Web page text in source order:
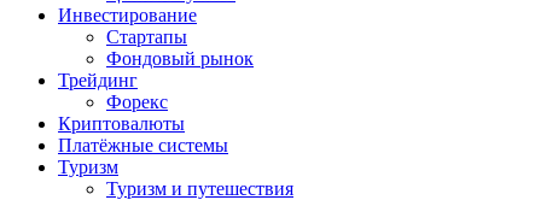
Инвестирование
Стартапы
Фондовый рынок
Трейдинг
Форекс
Криптовалюты
Платёжные системы
Туризм
Туризм и путешествия